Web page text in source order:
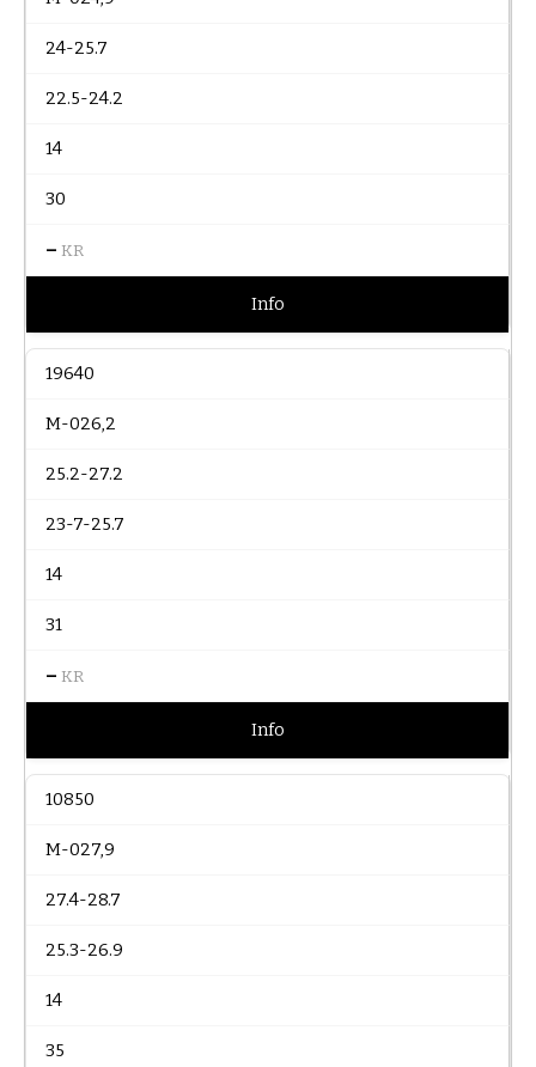
24-25.7
22.5-24.2
14
30
– KR
Info
19640
M-026,2
25.2-27.2
23-7-25.7
14
31
– KR
Info
10850
M-027,9
27.4-28.7
25.3-26.9
14
35